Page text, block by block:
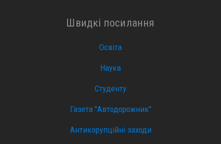
Швидкі посилання
Освіта
Наука
Студенту
Газета "Автодорожник"
Антикорупційні заходи